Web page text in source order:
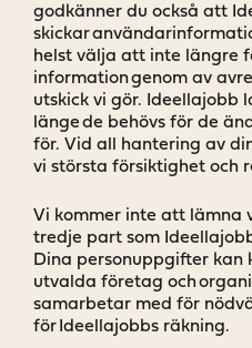
godkänner du också att
skickar
helst välja att inte längre
information genom av
utskick vi gör. Ideellajobb
länge de behövs för de
för. Vid all hantering av
vi största försiktighet och
Vi kommer inte att lämna
tredje part som
Dina personuppgifter kan
utvalda företag och
samarbetar med för
för Ideellajobbs räkning.